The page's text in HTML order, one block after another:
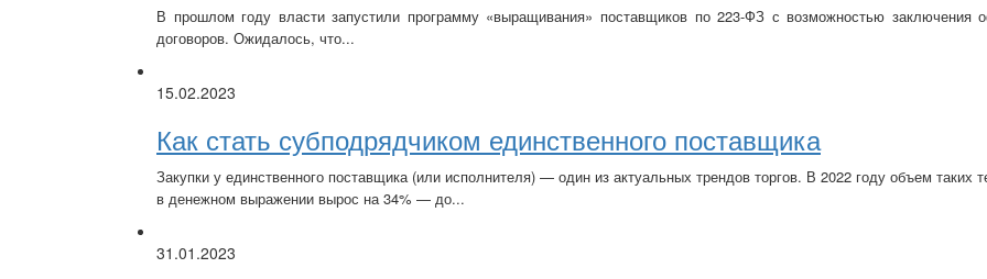
В прошлом году власти запустили программу «выращивания» поставщиков по 223-ФЗ с возможностью заключения
договоров. Ожидалось, что...
15.02.2023
Как стать субподрядчиком единственного поставщика
Закупки у единственного поставщика (или исполнителя) — один из актуальных трендов торгов. В 2022 году объем таких
в денежном выражении вырос на 34% — до...
31.01.2023